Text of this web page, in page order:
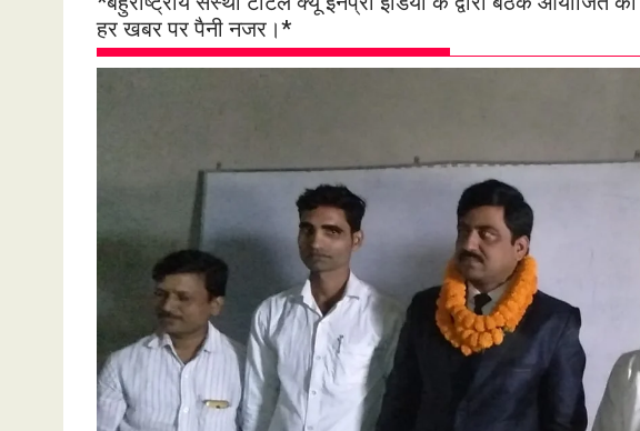
हर खबर पर पैनी नजर।*